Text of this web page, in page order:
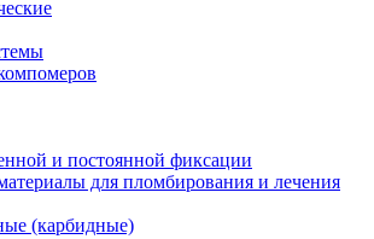
и постоянной фиксации
для пломбирования и лечения
(карбидные)